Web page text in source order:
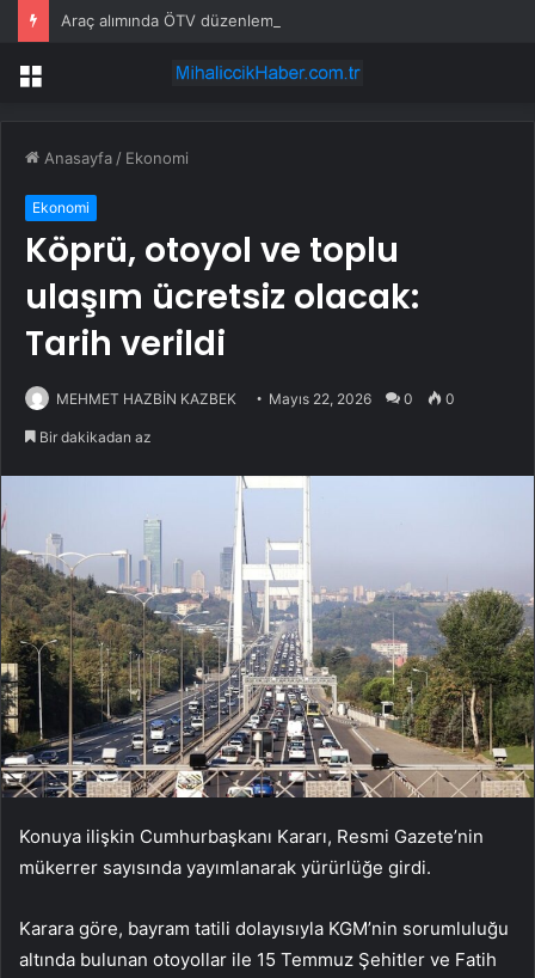
Menü
Anasayfa / Ekonomi
Ekonomi
Köprü, otoyol ve toplu
ulaşım ücretsiz olacak:
Tarih verildi
MEHMET HAZBİN KAZBEK Mayıs 22, 2026 0 0
Bir dakikadan az
Konuya ilişkin Cumhurbaşkanı Kararı, Resmi Gazete’nin
mükerrer sayısında yayımlanarak yürürlüğe girdi.
Karara göre, bayram tatili dolayısıyla KGM’nin sorumluluğu
altında bulunan otoyollar ile 15 Temmuz Şehitler ve Fatih